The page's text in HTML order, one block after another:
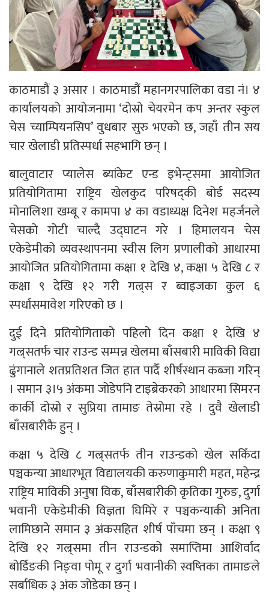
काठमाडौं ३ असार । काठमाडौं महानगरपालिका वडा नं। ४
कार्यालयको आयोजनामा ‘दोस्रो चेयरमेन कप अन्तर स्कुल
चेस च्याम्पियनसिप’ वुधबार सुरु भएको छ, जहाँ तीन सय
चार खेलाडी प्रतिस्पर्धा सहभागि छन् ।
बालुवाटार प्यालेस ब्यांकेट एन्ड इभेन्ट्समा आयोजित
प्रतियोगितामा राष्ट्रिय खेलकुद परिषद्की बोर्ड सदस्य
मोनालिशा खम्बू र कामपा ४ का वडाध्यक्ष दिनेश महर्जनले
चेसको गोटी चाल्दै उद्घाटन गरे । हिमालयन चेस
एकेडेमीको व्यवस्थापनमा स्वीस लिग प्रणालीको आधारमा
आयोजित प्रतियोगितामा कक्षा १ देखि ४, कक्षा ५ देखि ८ र
कक्षा ९ देखि १२ गरी गल्र्स र ब्वाइजका कुल ६
स्पर्धासमावेश गरिएको छ ।
दुई दिने प्रतियोगिताको पहिलो दिन कक्षा १ देखि ४
गल्र्सतर्फ चार राउन्ड सम्पन्न खेलमा बाँसबारी माविकी विद्या
ढुंगानाले शतप्रतिशत जित हात पार्दै शीर्षस्थान कब्जा गरिन्
। समान ३।५ अंकमा जोडेपनि टाइब्रेकरको आधारमा सिमरन
कार्की दोस्रो र सुप्रिया तामाङ तेस्रोमा रहे । दुवै खेलाडी
बाँसबारीकै हुन् ।
कक्षा ५ देखि ८ गल्र्सतर्फ तीन राउन्डको खेल सकिँदा
पञ्चकन्या आधारभूत विद्यालयकी करुणाकुमारी महत, महेन्द्र
राष्ट्रिय माविकी अनुषा विक, बाँसबारीकी कृतिका गुरुङ, दुर्गा
भवानी एकेडेमीकी विज्ञता घिमिरे र पञ्चकन्याकी अनिता
लामिछाने समान ३ अंकसहित शीर्ष पाँचमा छन् । कक्षा ९
देखि १२ गल्र्समा तीन राउन्डको समाप्तिमा आशिर्वाद
बोर्डिङकी निङ्वा पोमू र दुर्गा भवानीकी स्वष्तिका तामाङले
सर्बाधिक ३ अंक जोडेका छन् ।